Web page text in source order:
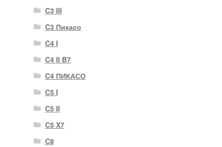
C3 III
C3 Пикасо
C4 I
C4 II B7
C4 ПИКАСО
C5 I
C5 II
C5 X7
C8